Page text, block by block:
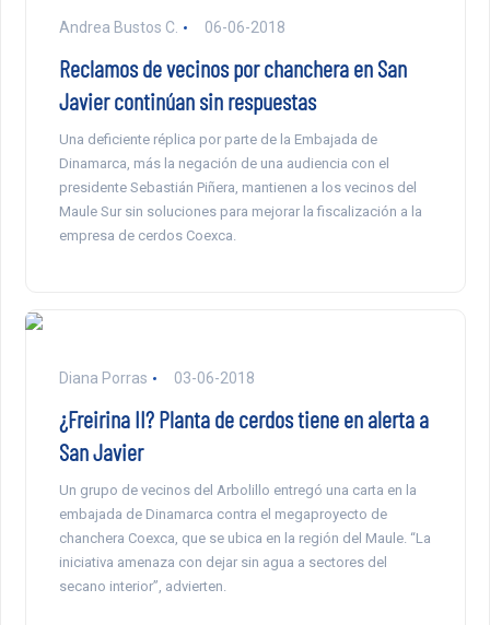
Andrea Bustos C. 06-06-2018
Reclamos de vecinos por chanchera en San
Javier continúan sin respuestas
Una deficiente réplica por parte de la Embajada de
Dinamarca, más la negación de una audiencia con el
presidente Sebastián Piñera, mantienen a los vecinos del
Maule Sur sin soluciones para mejorar la fiscalización a la
empresa de cerdos Coexca.
Diana Porras 03-06-2018
¿Freirina II? Planta de cerdos tiene en alerta a
San Javier
Un grupo de vecinos del Arbolillo entregó una carta en la
embajada de Dinamarca contra el megaproyecto de
chanchera Coexca, que se ubica en la región del Maule. “La
iniciativa amenaza con dejar sin agua a sectores del
secano interior”, advierten.